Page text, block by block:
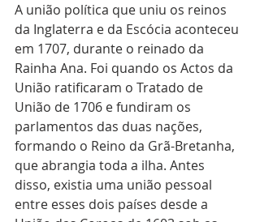
A união política que uniu os reinos
da Inglaterra e da Escócia aconteceu
em 1707, durante o reinado da
Rainha Ana. Foi quando os Actos da
União ratificaram o Tratado de
União de 1706 e fundiram os
parlamentos das duas nações,
formando o Reino da Grã-Bretanha,
que abrangia toda a ilha. Antes
disso, existia uma união pessoal
entre esses dois países desde a